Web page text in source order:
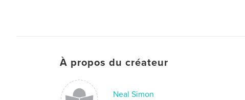
À propos du créateur
Neal Simon